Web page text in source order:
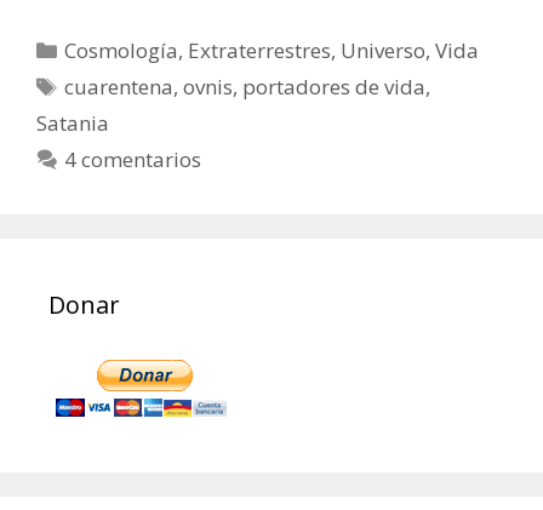
Categorías
Cosmología, Extraterrestres, Universo,Vida
Etiquetas
cuarentena,ovnis, portadores de vida,
Satania
4 comentarios
Donar